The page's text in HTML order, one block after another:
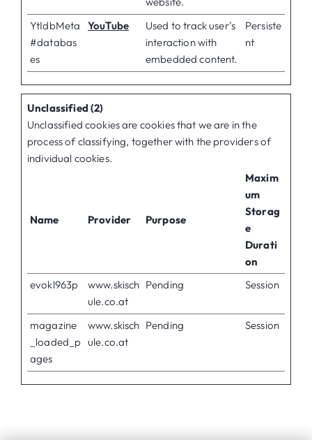
YtIdbMeta
#databas
es
YouTube
Used to track user’s
interaction with
embedded content.
Persiste
nt
Unclassified (2)
Unclassified cookies are cookies that we are in the
process of classifying, together with the providers of
individual cookies.
Name Provider Purpose
Maxim
um
Storag
e
Durati
on
evokl963p
www.skisch
ule.co.at
Pending Session
magazine
_loaded_p
ages
www.skisch
ule.co.at
Pending Session